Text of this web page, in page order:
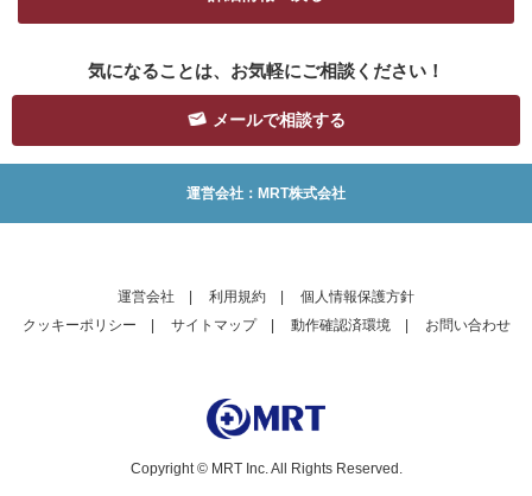
気になることは、お気軽にご相談ください！
メールで相談する
運営会社：MRT株式会社
運営会社 利用規約
個人情報保護方針
クッキーポリシー
サイトマップ| 動作確認済環境| お問い合わせ
Copyright © MRT Inc. All Rights Reserved.